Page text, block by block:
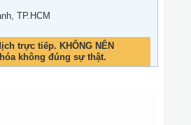
TP.HCM
trực tiếp. KHÔNG NÊN
không đúng sự thật.